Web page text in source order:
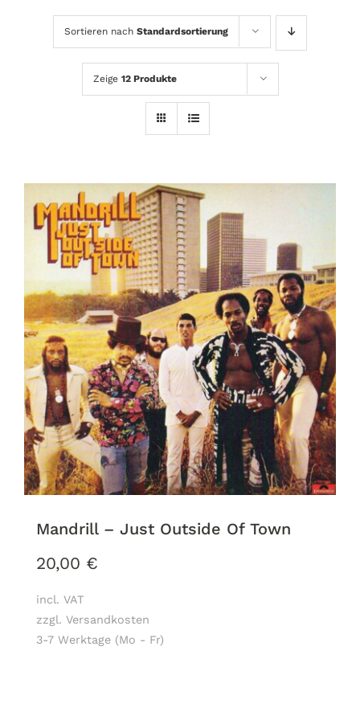
Sortieren nach Standardsortierung
Zeige 12 Produkte
Mandrill – Just Outside Of Town
20,00 €
incl. VAT
zzgl. Versandkosten
3-7 Werktage (Mo - Fr)